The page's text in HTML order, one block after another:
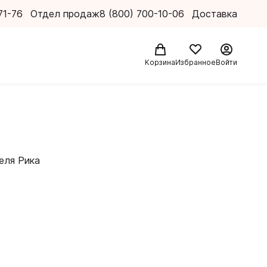
76 Отдел продаж8 (800) 700-10-06 Доставка
КорзинаИзбранноеВойти
Рика
только